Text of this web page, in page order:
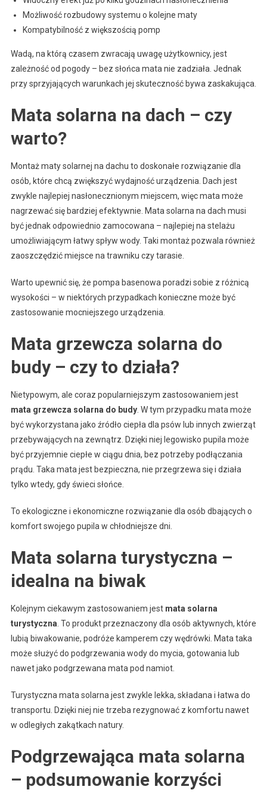
Możliwość rozbudowy systemu o kolejne maty
Kompatybilność z większością pomp
Wadą, na którą czasem zwracają uwagę użytkownicy, jest
zależność od pogody – bez słońca mata nie zadziała. Jednak
przy sprzyjających warunkach jej skuteczność bywa zaskakująca.
Mata solarna na dach – czy
warto?
Montaż maty solarnej na dachu to doskonałe rozwiązanie dla
osób, które chcą zwiększyć wydajność urządzenia. Dach jest
zwykle najlepiej nasłonecznionym miejscem, więc mata może
nagrzewać się bardziej efektywnie. Mata solarna na dach musi
być jednak odpowiednio zamocowana – najlepiej na stelażu
umożliwiającym łatwy spływ wody. Taki montaż pozwala również
zaoszczędzić miejsce na trawniku czy tarasie.
Warto upewnić się, że pompa basenowa poradzi sobie z różnicą
wysokości – w niektórych przypadkach konieczne może być
zastosowanie mocniejszego urządzenia.
Mata grzewcza solarna do
budy – czy to działa?
Nietypowym, ale coraz popularniejszym zastosowaniem jest
mata grzewcza solarna do budy. W tym przypadku mata może
być wykorzystana jako źródło ciepła dla psów lub innych zwierząt
przebywających na zewnątrz. Dzięki niej legowisko pupila może
być przyjemnie ciepłe w ciągu dnia, bez potrzeby podłączania
prądu. Taka mata jest bezpieczna, nie przegrzewa się i działa
tylko wtedy, gdy świeci słońce.
To ekologiczne i ekonomiczne rozwiązanie dla osób dbających o
komfort swojego pupila w chłodniejsze dni.
Mata solarna turystyczna –
idealna na biwak
Kolejnym ciekawym zastosowaniem jest mata solarna
turystyczna. To produkt przeznaczony dla osób aktywnych, które
lubią biwakowanie, podróże kamperem czy wędrówki. Mata taka
może służyć do podgrzewania wody do mycia, gotowania lub
nawet jako podgrzewana mata pod namiot.
Turystyczna mata solarna jest zwykle lekka, składana i łatwa do
transportu. Dzięki niej nie trzeba rezygnować z komfortu nawet
w odległych zakątkach natury.
Podgrzewająca mata solarna
– podsumowanie korzyści